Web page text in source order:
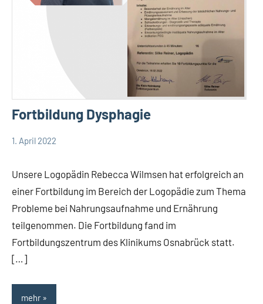
Fortbildung Dysphagie
1. April 2022
TBueskens
Unsere Logopädin Rebecca Wilmsen hat erfolgreich an
einer Fortbildung im Bereich der Logopädie zum Thema
Probleme bei Nahrungsaufnahme und Ernährung
teilgenommen. Die Fortbildung fand im
Fortbildungszentrum des Klinikums Osnabrück statt.
[…]
mehr